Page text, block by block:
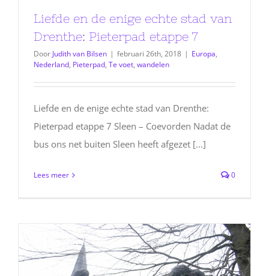
Liefde en de enige echte stad van
Drenthe: Pieterpad etappe 7
Door Judith van Bilsen | februari 26th, 2018 | Europa,
Nederland, Pieterpad, Te voet, wandelen
Liefde en de enige echte stad van Drenthe:
Pieterpad etappe 7 Sleen – Coevorden Nadat de
bus ons net buiten Sleen heeft afgezet [...]
Lees meer 0